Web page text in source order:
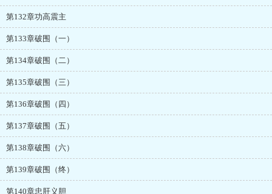
第132章功高震主
第133章破围（一）
第134章破围（二）
第135章破围（三）
第136章破围（四）
第137章破围（五）
第138章破围（六）
第139章破围（终）
第140章忠肝义胆